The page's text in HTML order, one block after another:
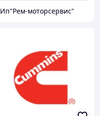
Ип"Рем-моторсервис"